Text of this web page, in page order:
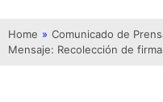
Home » Comunicado de
Mensaje: Recolección de